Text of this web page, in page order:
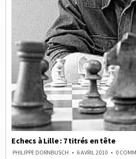
Echecs à Lille : 7 titrés en tête
PHILIPPE DORNBUSCH 6 AVRIL 2010 0